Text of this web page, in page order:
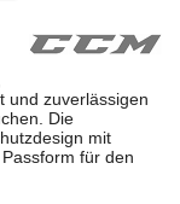
und zuverlässigen
Die
mit
für den